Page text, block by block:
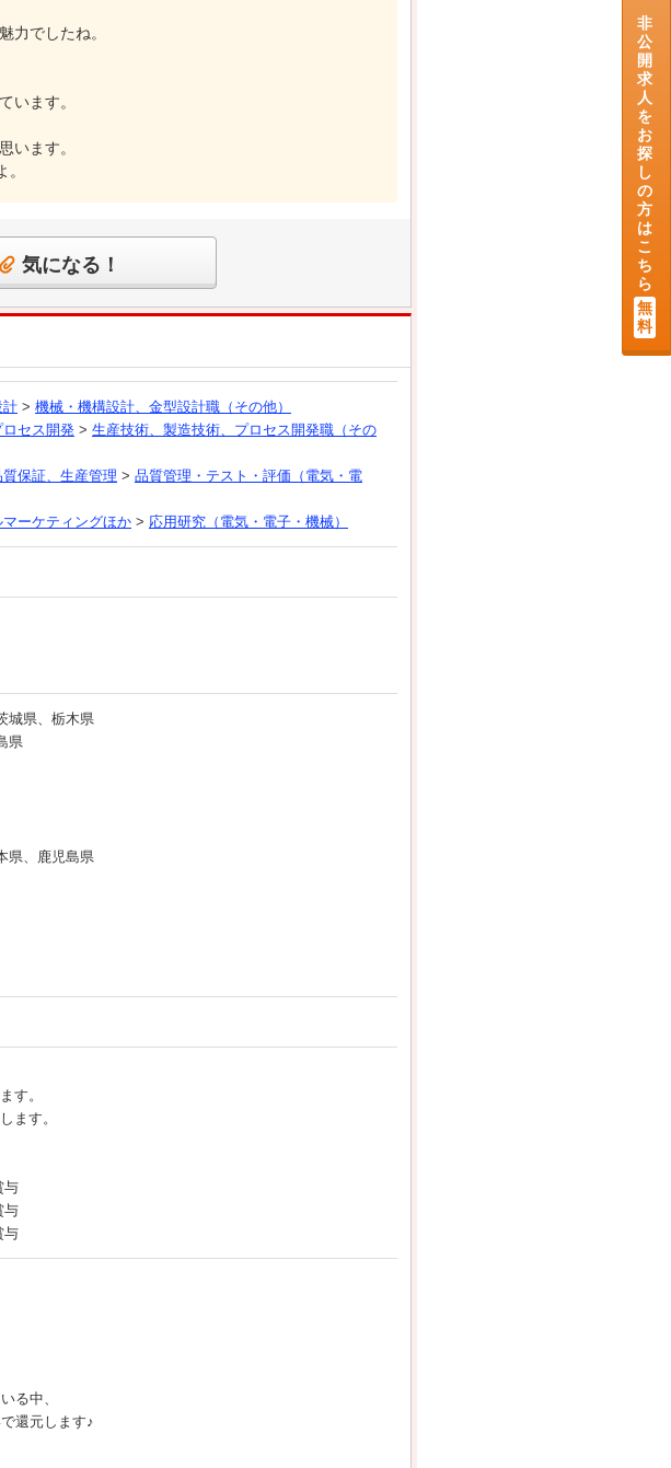
力でしたね。
います。
います。
気になる！
計 > 機械・機構設計、金型設計職（その他）
セス開発 > 生産技術、製造技術、プロセス開発職（その
保証、生産管理 > 品質管理・テスト・評価（電気・電
ーケティングほか > 応用研究（電気・電子・機械）
城県、栃木県
県
県、鹿児島県
す。
ます。
与
与
与
る中、
還元します♪
非
公
開
求
人
を
お
探
し
の
方
は
こ
ち
ら
無
料